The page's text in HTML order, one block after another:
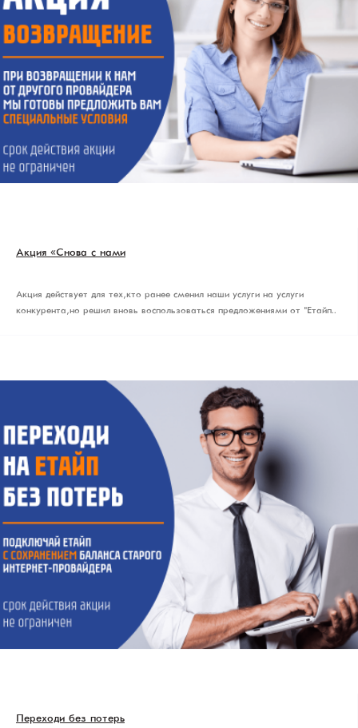
Акция «Снова с нами»
Акция действует для тех, кто ранее сменил наши услуги на услуги
конкурента, но решил вновь воспользоваться предложениями от "Етайп..
Переходи без потерь